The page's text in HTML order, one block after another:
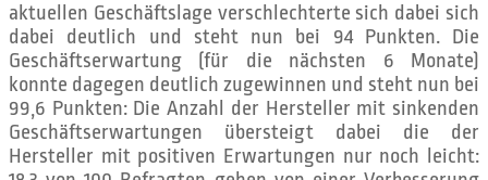
aktuellen Geschäftslage verschlechterte sich dabei sich
dabei deutlich und steht nun bei 94 Punkten. Die
Geschäftserwartung (für die nächsten 6 Monate)
konnte dagegen deutlich zugewinnen und steht nun bei
99,6 Punkten: Die Anzahl der Hersteller mit sinkenden
Geschäftserwartungen übersteigt dabei die der
Hersteller mit positiven Erwartungen nur noch leicht: